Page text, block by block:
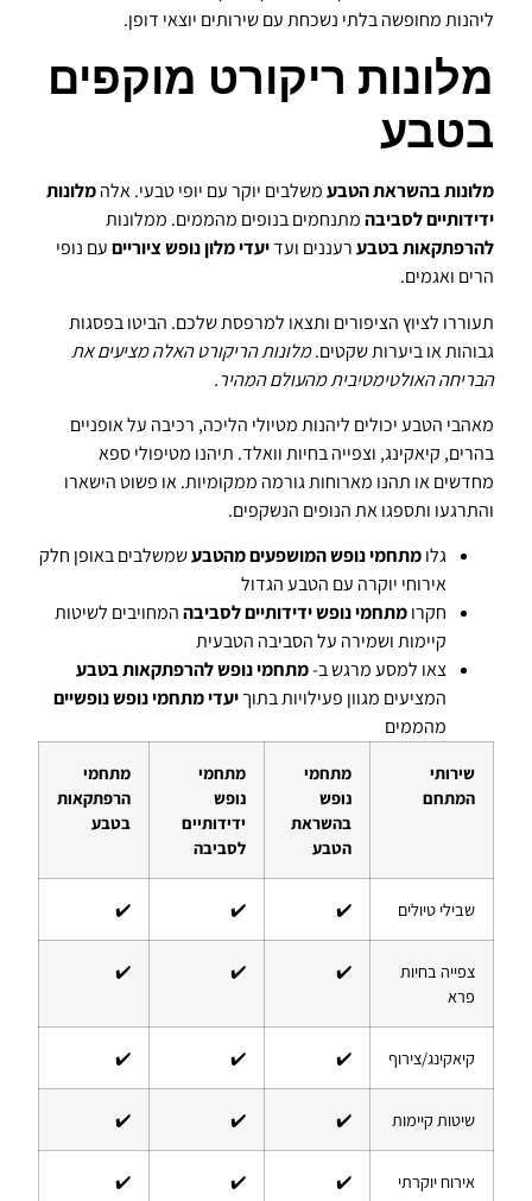
ליהנות מחופשה בלתי נשכחת עם שירותים יוצאי דופן.
מלונות ריקורט מוקפים
בטבע
מלונות בהשראת הטבעמשלבים יוקר עם יופי טבעי. אלהמלונות
ידידותיים לסביבהמתנחמים בנופים מהממים. ממלונות
להרפתקאות בטבערעננים ועדיעדי מלון נופש ציורייםעם נופי
הרים ואגמים.
תעוררו לציוץ הציפורים ותצאו למרפסת שלכם. הביטו בפסגות
גבוהות או ביערות שקטים.מלונות הריקורט האלה מציעים את
הבריחה האולטימטיבית מהעולם המהיר.
מאהבי הטבע יכולים ליהנות מטיולי הליכה, רכיבה על אופניים
בהרים, קיאקינג, וצפייה בחיות וואלד. תיהנו מטיפולי ספא
מחדשים או תהנו מארוחות גורמה ממקומיות. או פשוט הישארו
והתרגעו ותספגו את הנופים הנשקפים.
גלומתחמי נופש המושפעים מהטבעשמשלבים באופן חלק
אירוחי יוקרה עם הטבע הגדול
חקרומתחמי נופש ידידותיים לסביבההמחויבים לשיטות
קיימות ושמירה על הסביבה הטבעית
צאו למסע מרגש ב-מתחמי נופש להרפתקאות בטבע
המציעים מגוון פעילויות בתוךיעדי מתחמי נופש נופשיים
מהממים
שירותי
המתחם
מתחמי
נופש
בהשראת
הטבע
מתחמי
נופש
ידידותיים
לסביבה
מתחמי
הרפתקאות
בטבע
שבילי טיולים ✔️
✔️
✔️
צפייה בחיות
פרא
✔️
✔️
✔️
קיאקינג/צירוף ✔️
✔️
✔️
שיטות קיימות ✔️
✔️
✔️
אירוח יוקרתי ✔️
✔️
✔️